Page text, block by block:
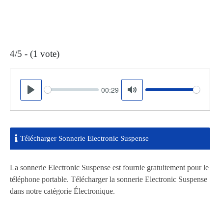
4/5 - (1 vote)
Play
Seek 00:29
Mute
Volume
Télécharger Sonnerie Electronic Suspense
La sonnerie Electronic Suspense est fournie gratuitement pour le
téléphone portable. Télécharger la sonnerie Electronic Suspense
dans notre catégorie Électronique.